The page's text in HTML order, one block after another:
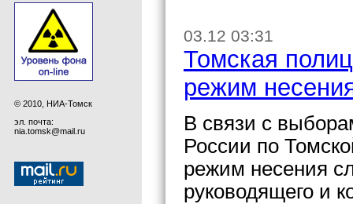
© 2010, НИА-Томск
эл. почта:
nia.tomsk@mail.ru
03.12 03:31
Томская
режим
В связи с
России по
режим несения
руководящего и